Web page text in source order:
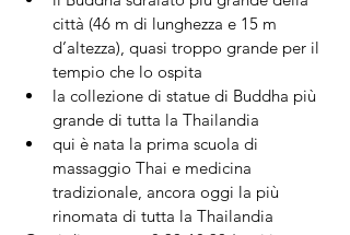
città (46 m di lunghezza e 15 m
d’altezza), quasi troppo grande per il
tempio che lo ospita
la collezione di statue di Buddha più
grande di tutta la Thailandia
qui è nata la prima scuola di
massaggio Thai e medicina
tradizionale, ancora oggi la più
rinomata di tutta la Thailandia